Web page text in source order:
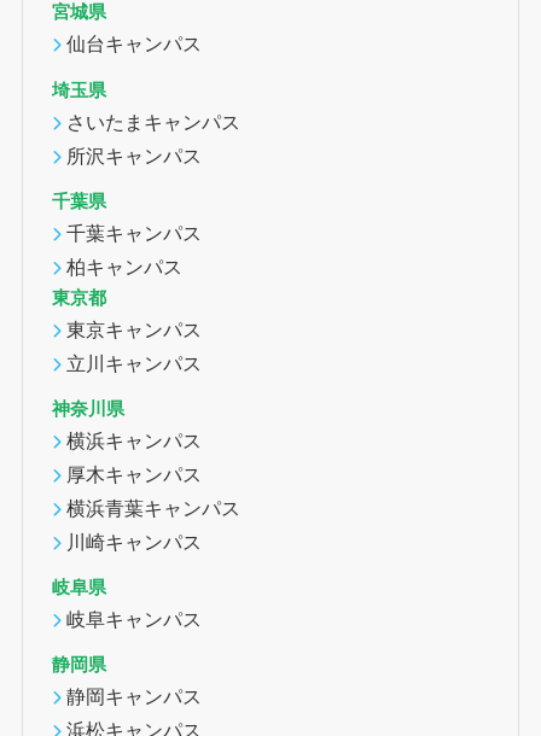
宮城県
仙台キャンパス
埼玉県
さいたまキャンパス
所沢キャンパス
千葉県
千葉キャンパス
柏キャンパス
東京都
東京キャンパス
立川キャンパス
神奈川県
横浜キャンパス
厚木キャンパス
横浜青葉キャンパス
川崎キャンパス
岐阜県
岐阜キャンパス
静岡県
静岡キャンパス
浜松キャンパス